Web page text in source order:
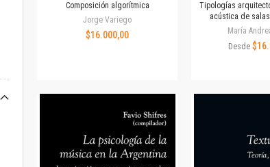
Investigación
Unidad de Publicaciones del Departamento de Ciencias Sociales
Series
Tesis Grado
Experiencias
Escuela de Artes
Composición algorítmica
Jorge Variego
$16.000,00
Tipologías
acústica de
María
Desde